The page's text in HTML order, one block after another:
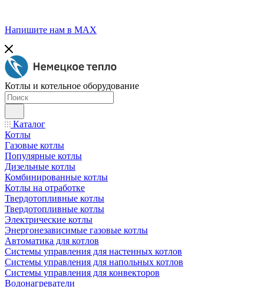
Напишите нам в МАХ
Котлы и котельное оборудование
Каталог
Котлы
Газовые котлы
Популярные котлы
Дизельные котлы
Комбинированные котлы
Котлы на отработке
Твердотопливные котлы
Твердотопливные котлы
Электрические котлы
Энергонезависимые газовые котлы
Автоматика для котлов
Системы управления для настенных котлов
Системы управления для напольных котлов
Системы управления для конвекторов
Водонагреватели